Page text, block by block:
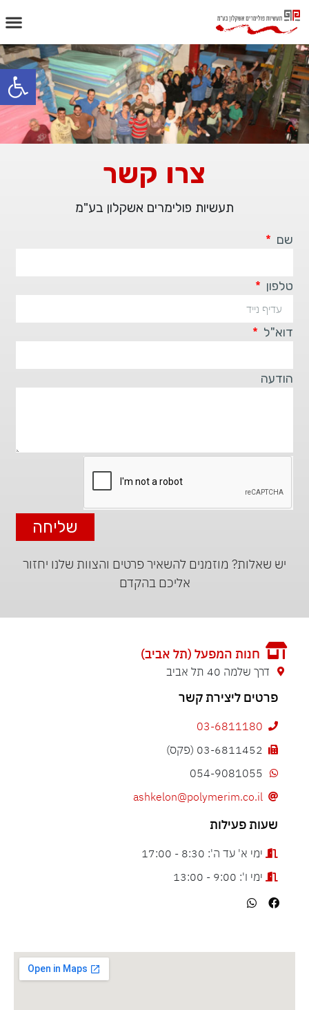
צרו קשר
תעשיות פולימרים אשקלון בע"מ
שם
טלפון
דוא"ל
הודעה
שליחה
יש שאלות? מוזמנים להשאיר פרטים והצוות שלנו יחזור
אליכם בהקדם
חנות המפעל (תל אביב)
דרך שלמה 40 תל אביב
פרטים ליצירת קשר
03-6811180
03-6811452 (פקס)
054-9081055
ashkelon@polymerim.co.il
שעות פעילות
ימי א' עד ה': 8:30 - 17:00
ימי ו': 9:00 - 13:00